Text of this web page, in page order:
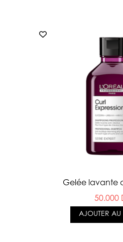
Gelée lavante
50.000
AJOUTER AU